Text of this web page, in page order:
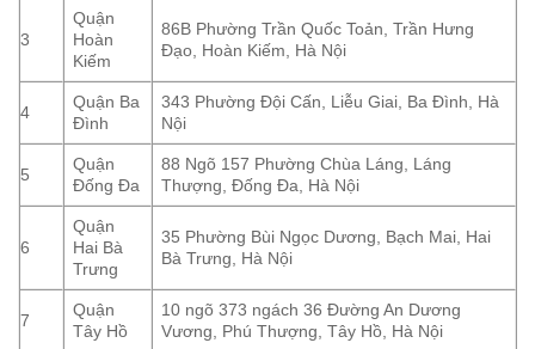
3
Quận
Hoàn
Kiếm
86B Phường Trần Quốc Toản, Trần Hưng
Đạo, Hoàn Kiếm, Hà Nội
4
Quận Ba
Đình
343 Phường Đội Cấn, Liễu Giai, Ba Đình, Hà
Nội
5
Quận
Đống Đa
88 Ngõ 157 Phường Chùa Láng, Láng
Thượng, Đống Đa, Hà Nội
6
Quận
Hai Bà
Trưng
35 Phường Bùi Ngọc Dương, Bạch Mai, Hai
Bà Trưng, Hà Nội
7
Quận
Tây Hồ
10 ngõ 373 ngách 36 Đường An Dương
Vương, Phú Thượng, Tây Hồ, Hà Nội